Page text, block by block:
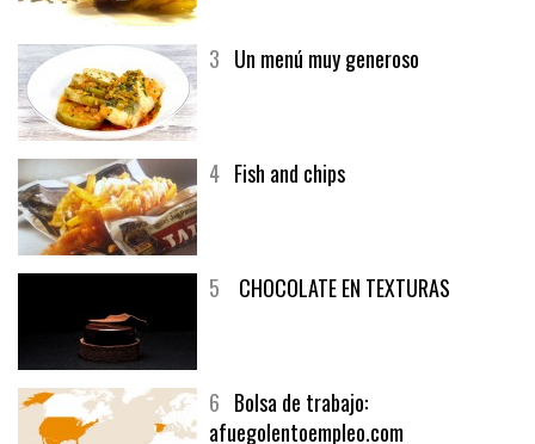
3 Un menú muy generoso
4 Fish and chips
5 CHOCOLATE EN TEXTURAS
6 Bolsa de trabajo:
afuegolentoempleo.com